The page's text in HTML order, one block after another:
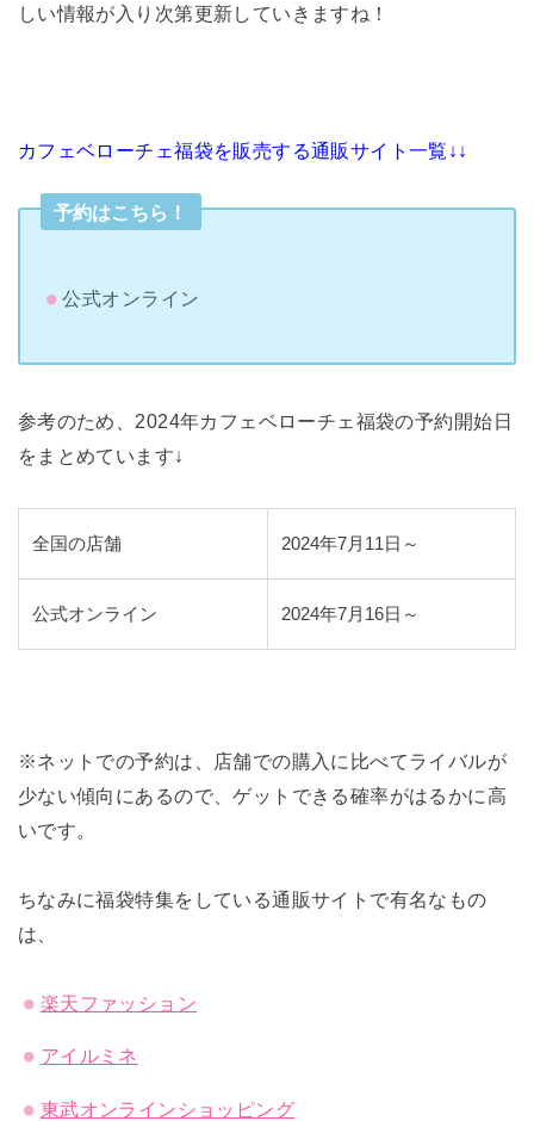
しい情報が入り次第更新していきますね！
カフェベローチェ福袋を販売する通販サイト一覧↓↓
予約はこちら！
公式オンライン
参考のため、2024年カフェベローチェ福袋の予約開始日
をまとめています↓
全国の店舗 2024年7月11日～
公式オンライン 2024年7月16日～
※ネットでの予約は、店舗での購入に比べてライバルが
少ない傾向にあるので、ゲットできる確率がはるかに高
いです。
ちなみに福袋特集をしている通販サイトで有名なもの
は、
楽天ファッション
アイルミネ
東武オンラインショッピング